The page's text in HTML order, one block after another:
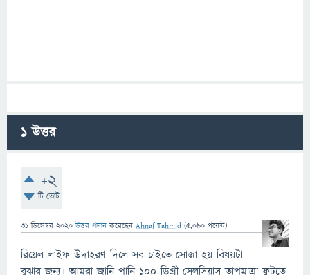
1উত্তর
+2
টি ভোট
31 ডিসেম্বর 2020 উত্তর প্রদান করেছেন Ahnaf Tahmid (5,090 পয়েন্ট)
রিয়েল লাইফ উদাহরণ দিলে সব চাইতে সোজা হয় বিষয়টা
বুঝার জন্য। আমরা জানি পানি 100 ডিগ্রী সেলসিয়াস তাপমাত্রা ফুটতে